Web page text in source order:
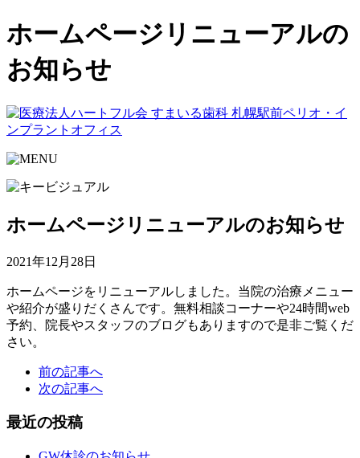
ホームページリニューアルの
お知らせ
ホームページリニューアルのお知らせ
2021年12月28日
ホームページをリニューアルしました。当院の治療メニュー
や紹介が盛りだくさんです。無料相談コーナーや24時間web
予約、院長やスタッフのブログもありますので是非ご覧くだ
さい。
前の記事へ
次の記事へ
最近の投稿